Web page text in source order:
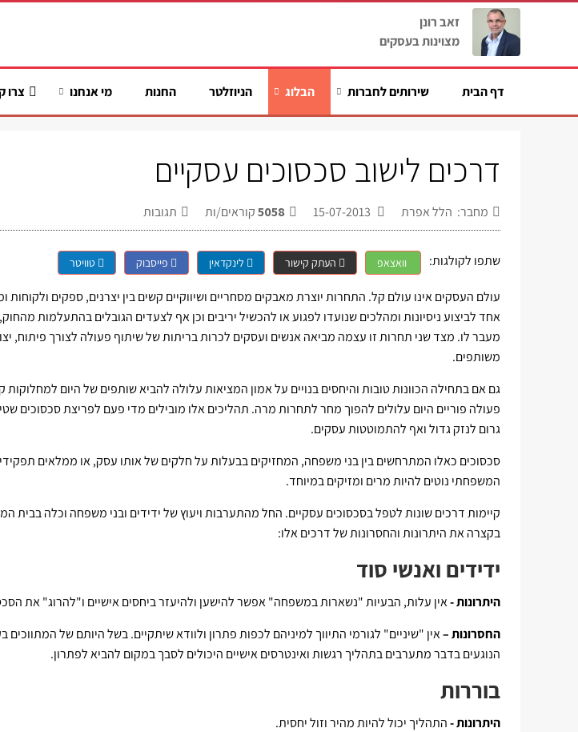
זאב רונן
מצוינות בעסקים
דף הבית שירותים לחברות הבלוג הניוזלטר החנות מי אנחנו צרו
דרכים לישוב סכסוכים עסקיים
מחבר: הלל אפרת 5058קוראים/ות תגובות
שתפו לקולגות: וואצאפ העתק קישור לינקדאין פייסבוק טוויטר
עולם העסקים אינו עולם קל. התחרות יוצרת מאבקים מסחריים ושיווקיים קשים בין יצרנים, ספקים ולקוחות
אחד לביצוע ניסיונות ומהלכים שנועדו לפגוע או להכשיל יריבים וכן אף לצעדים הגובלים בהתעלמות
מעבר לו. מצד שני תחרות זו עצמה מביאה אנשים ועסקים לכרות בריתות של שיתוף פעולה לצורך פיתוח,
משותפים.
גם אם בתחילה הכוונות טובות והיחסים בנויים על אמון המציאות עלולה להביא שותפים של היום למחלוקות
פעולה פוריים היום עלולים להפוך מחר לתחרות מרה. תהליכים אלו מובילים מדי פעם לפריצת סכסוכים
גרום לנזק גדול ואף להתמוטטות עסקים.
סכסוכים כאלו המתרחשים בין בני משפחה, המחזיקים בבעלות על חלקים של אותו עסק, או ממלאים
המשפחתי נוטים להיות מרים ומזיקים במיוחד.
קיימות דרכים שונות לטפל בסכסוכים עסקיים. החל מהתערבות ויעוץ של ידידים ובני משפחה וכלה בבית
בקצרה את היתרונות והחסרונות של דרכים אלו:
ידידים ואנשי סוד
היתרונות -אין עלות, הבעיות "נשארות במשפחה" אפשר להישען ולהיעזר ביחסים אישיים ו"להרוג" את
החסרונות –אין "שיניים" לגורמי התיווך למיניהם לכפות פתרון ולוודא שיתקיים. בשל היותם של המתווכים
הנוגעים בדבר מתערבים בתהליך רגשות ואינטרסים אישיים היכולים לסבך במקום להביא לפתרון.
בוררות
היתרונות -התהליך יכול להיות מהיר וזול יחסית.